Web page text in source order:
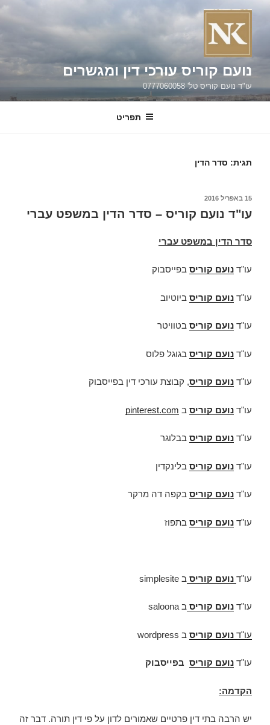
דילוג
נועם קוריס עורכי דין ומגשרים
עו"ד נועם קוריס טל' 0777060058
תפריט
תגית: סדר הדין
פורסם
15 באפריל 2016
עו"ד נועם קוריס – סדר הדין במשפט עברי
סדר הדין במשפט עברי
עו"ד נועם קוריס בפייסבוק
עו"ד נועם קוריס ביוטיוב
עו"ד נועם קוריס בטוויטר
עו"ד נועם קוריס בגוגל פלוס
עו"ד נועם קוריס, קבוצת עורכי דין בפייסבוק
עו"ד נועם קוריס ב pinterest.com
עו"ד נועם קוריס בבלוגר
עו"ד נועם קוריס בלינקדין
עו"ד נועם קוריס בקפה דה מרקר
עו"ד נועם קוריס בתפוז
עו"ד נועם קוריס ב simplesite
עו"ד נועם קוריס ב saloona
עו"ד נועם קוריס ב wordpress
עו"ד נועם קוריס בפייסבוק
הקדמה:
יש הרבה בתי דין פרטיים שאמורים לדון על פי דין תורה. דבר זה